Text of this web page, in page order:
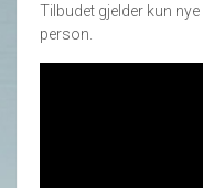
Tilbudet gjelder kun
person.